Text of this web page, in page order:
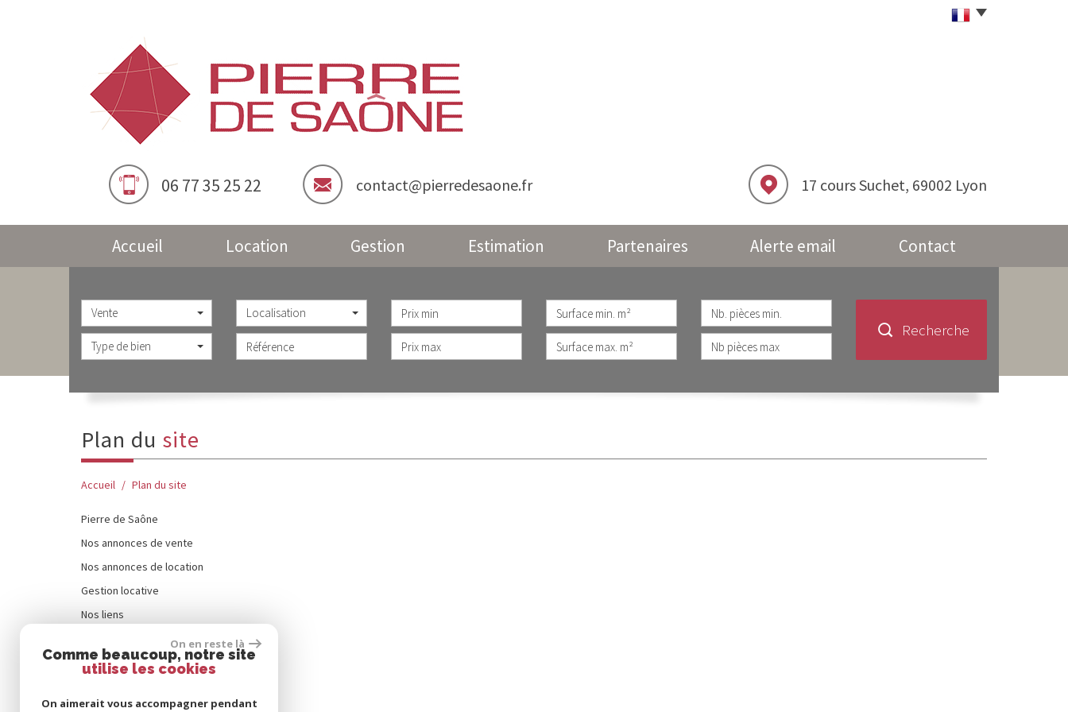
06 77 35 25 22 contact@pierredesaone.fr 17 cours Suchet, 69002 Lyon
Accueil Location Gestion Estimation Partenaires Alerte email Contact
Vente
Type de bien
Localisation
Recherche
plan du site
Accueil Plan du site
Pierre de Saône
Nos annonces de vente
Nos annonces de location
Gestion locative
Nos liens
Alerte email
On en reste là
Comme beaucoup, notre site
utilise les cookies
On aimerait vous accompagner pendant